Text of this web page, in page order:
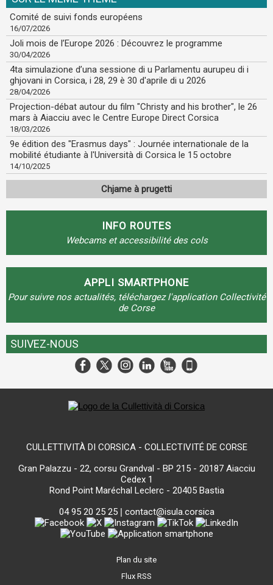
Comité de suivi fonds européens
16/07/2026
Joli mois de l’Europe 2026 : Découvrez le programme
30/04/2026
4ta simulazione d’una sessione di u Parlamentu aurupeu di i
ghjovani in Corsica, i 28, 29 è 30 d'aprile di u 2026
28/04/2026
Projection-débat autour du film "Christy and his brother", le 26
mars à Aiacciu avec le Centre Europe Direct Corsica
18/03/2026
9e édition des "Erasmus days" : Journée internationale de la
mobilité étudiante à l'Università di Corsica le 15 octobre
14/10/2025
Chjame à prugetti
INFO ROUTES
Webcams et accessibilité des cols
APPLI SMARTPHONE
Pour suivre nos actualités, téléchargez l'application Collectivité
de Corse
SUIVEZ-NOUS
CULLETTIVITÀ DI CORSICA - COLLECTIVITÉ DE CORSE
Gran Palazzu - 22, corsu Grandval - BP 215 - 20187 Aiacciu
Cedex 1
Rond Point Maréchal Leclerc - 20405 Bastia
04 95 20 25 25| contact@isula.corsica
Plan du site
Flux RSS